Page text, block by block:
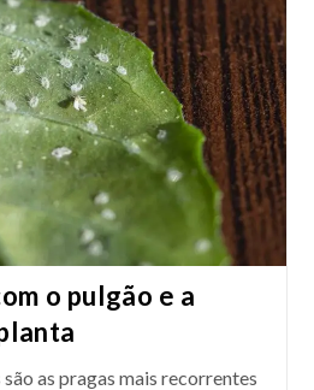
o pulgão e a
as pragas mais recorrentes